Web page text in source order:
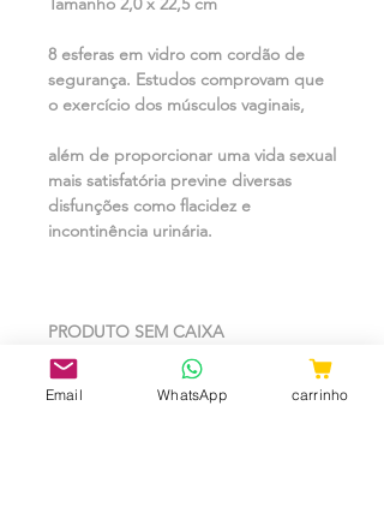
8 esferas em vidro com cordão de
segurança. Estudos comprovam que
o exercício dos músculos vaginais,
além de proporcionar uma vida sexual
mais satisfatória previne diversas
disfunções como flacidez e
incontinência urinária.
PRODUTO SEM CAIXA
Email WhatsApp carrinho